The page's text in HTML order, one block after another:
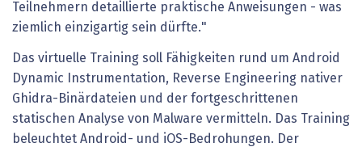
Teilnehmern detaillierte praktische Anweisungen - was
ziemlich einzigartig sein dürfte."
Das virtuelle Training soll Fähigkeiten rund um Android
Dynamic Instrumentation, Reverse Engineering nativer
Ghidra-Binärdateien und der fortgeschrittenen
statischen Analyse von Malware vermitteln. Das Training
beleuchtet Android- und iOS-Bedrohungen. Der